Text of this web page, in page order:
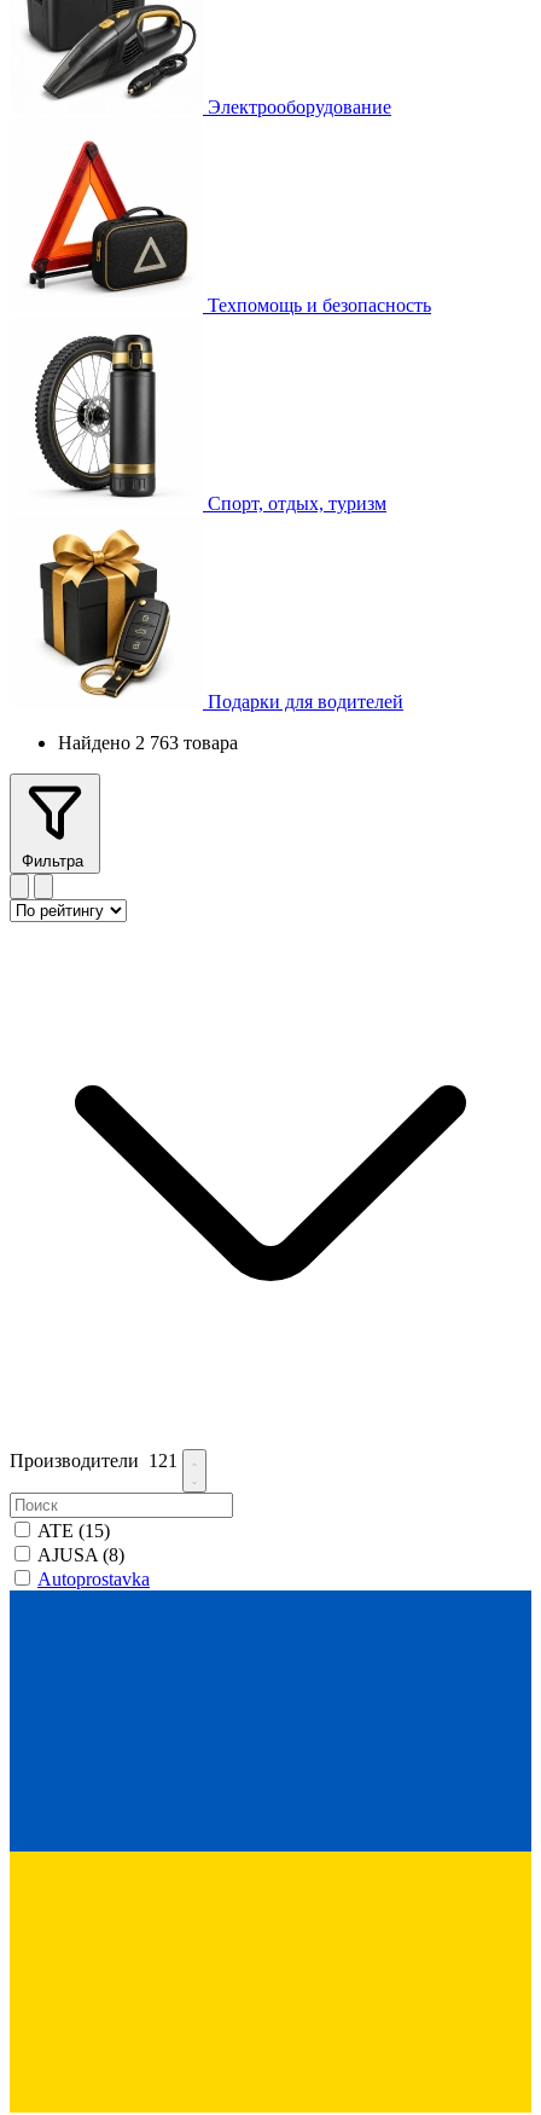
Электрооборудование
Техпомощь и безопасность
Спорт, отдых, туризм
Подарки для водителей
Найдено 2 763 товара
Фильтра
Производители 121
ATE (15)
AJUSA (8)
Autoprostavka